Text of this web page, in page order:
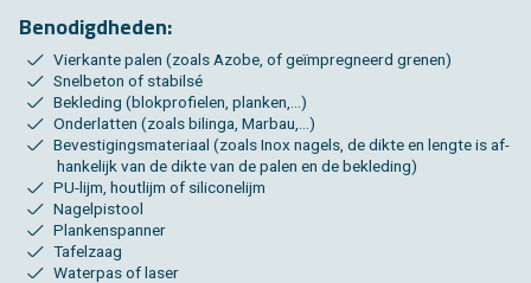
Be­no­digd­he­den:
Vier­kan­te palen (zoals Azobe, of geïmpreg­neerd gre­nen)
Snel­be­ton of sta­bilsé
Be­kle­ding (blok­pro­fie­len, plan­ken,…)
On­der­lat­ten (zoals bi­lin­ga, Mar­bau,…)
Be­ves­ti­gings­ma­te­ri­aal (zoals Inox na­gels, de dikte en leng­te is af­
han­ke­lijk van de dikte van de palen en de be­kle­ding)
PU-lijm, hout­lijm of si­li­co­ne­lijm
Na­gel­pi­stool
Plan­ken­span­ner
Ta­fel­zaag
Wa­ter­pas of laser